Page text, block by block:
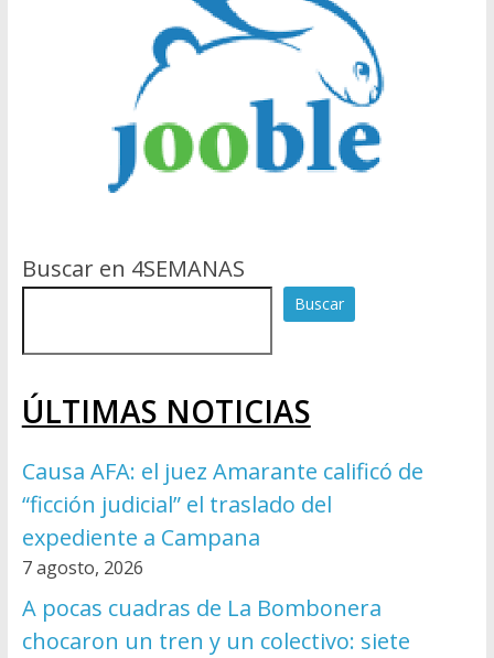
Buscar en 4SEMANAS
Buscar
ÚLTIMAS NOTICIAS
Causa AFA: el juez Amarante calificó de
“ficción judicial” el traslado del
expediente a Campana
7 agosto, 2026
A pocas cuadras de La Bombonera
chocaron un tren y un colectivo: siete